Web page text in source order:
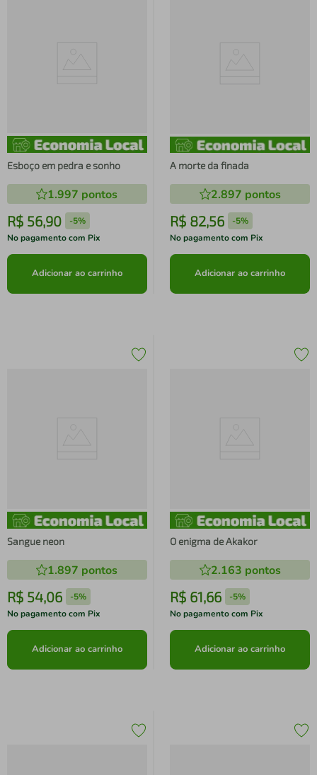
Esboço em pedra e sonho
1.997 pontos
R$ 56,90 -5%
No pagamento com Pix
Adicionar ao carrinho
A morte da finada
2.897 pontos
R$ 82,56 -5%
No pagamento com Pix
Adicionar ao carrinho
Sangue neon
1.897 pontos
R$ 54,06 -5%
No pagamento com Pix
Adicionar ao carrinho
O enigma de Akakor
2.163 pontos
R$ 61,66 -5%
No pagamento com Pix
Adicionar ao carrinho